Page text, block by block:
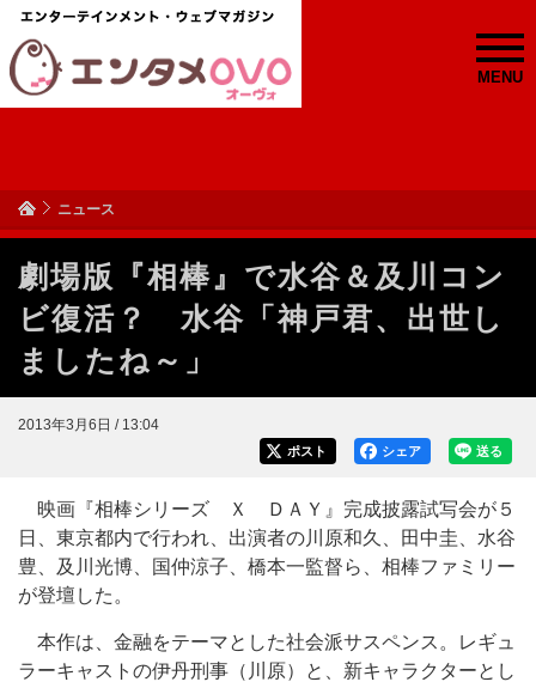
MENU
ニュース
劇場版『相棒』で水谷＆及川コン
ビ復活？ 水谷「神戸君、出世し
ましたね～」
2013年3月6日 / 13:04
送る
シェア
ポスト
映画『相棒シリーズ Ｘ ＤＡＹ』完成披露試写会が５
日、東京都内で行われ、出演者の川原和久、田中圭、水谷
豊、及川光博、国仲涼子、橋本一監督ら、相棒ファミリー
が登壇した。
本作は、金融をテーマとした社会派サスペンス。レギュ
ラーキャストの伊丹刑事（川原）と、新キャラクターとし